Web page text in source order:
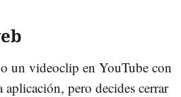
un videoclip en YouTube con
pero decides cerrar